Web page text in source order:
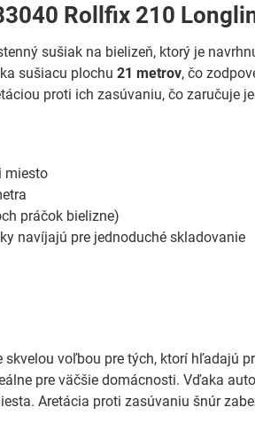
Rollfix 210
sušiak na bielizeň, ktorý je
sušiacu plochu21 metrov, čo
proti ich zasúvaniu, čo zaručuje
miesto
práčok bielizne)
navíjajú pre jednoduché skladovanie
voľbou pre tých, ktorí hľadajú
pre väčšie domácnosti. Vďaka
Aretácia proti zasúvaniu šnúr